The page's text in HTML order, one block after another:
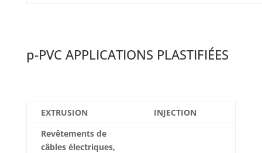
p-PVC APPLICATIONS PLASTIFIÉES
EXTRUSION
INJECTION
Revêtements de
câbles électriques,